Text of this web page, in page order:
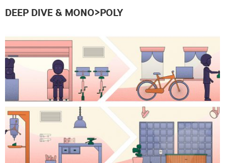
DEEP DIVE & MONO>POLY